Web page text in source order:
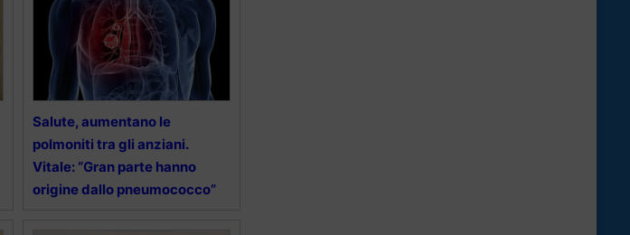
Salute, aumentano le
polmoniti tra gli anziani.
Vitale: “Gran parte hanno
origine dallo pneumococco”